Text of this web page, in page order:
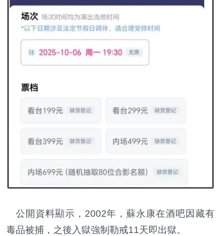
公開資料顯示，2002年，蘇永康在酒吧因藏有
毒品被捕，之後入獄強制勒戒11天即出獄。